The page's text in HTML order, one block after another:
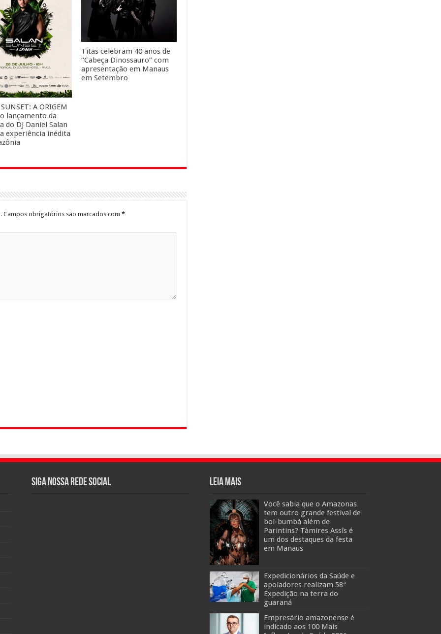
Zé Vaqueiro e Nattan unem
dois dos maiores projetos
do país e estreiam “Muído
& Desmanttelo”
A ORIGEM
lançamento da
do DJ Daniel Salan
experiência inédita
Titãs celebram 40 anos de
“Cabeça Dinossauro” com
apresentação em Manaus
em Setembro
Campos obrigatórios são marcados com *
Siga nossa rede social Leia mais
Você sabia que o Amazonas
tem outro grande festival de
boi-bumbá além de
Parintins? Tàmires Assîs é
um dos destaques da festa
em Manaus
Expedicionários da Saúde e
apoiadores realizam 58ª
Expedição na terra do
guaraná
Empresário amazonense é
indicado aos 100 Mais